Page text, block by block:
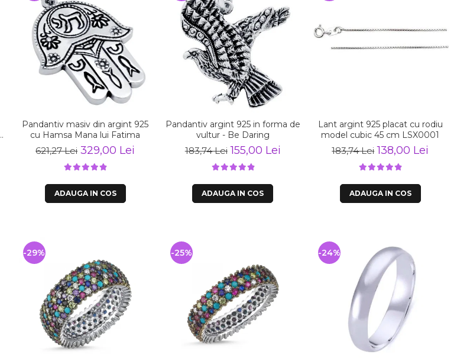
Pandantiv masiv din argint 925
cu Hamsa Mana lui Fatima
621,27 Lei 329,00 Lei
ADAUGA IN COS
Pandantiv argint 925 in forma de
vultur - Be Daring
183,74 Lei 155,00 Lei
ADAUGA IN COS
Lant argint 925 placat cu rodiu
model cubic 45 cm LSX0001
183,74 Lei 138,00 Lei
ADAUGA IN COS
-29% -25% -24%